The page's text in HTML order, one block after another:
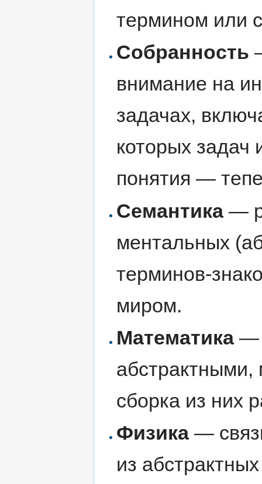
термином или
Собранность
внимание на
задачах,
которых
понятия —
Семантика—
ментальных
терминов-
миром.
Математика—
сборка из них
Физика—
из